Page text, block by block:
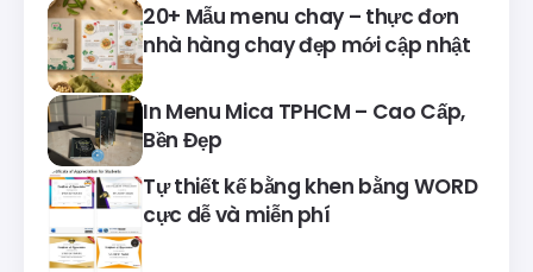
20+ Mẫu menu chay – thực đơn
nhà hàng chay đẹp mới cập nhật
In Menu Mica TPHCM – Cao Cấp,
Bền Đẹp
Tự thiết kế bằng khen bằng WORD
cực dễ và miễn phí